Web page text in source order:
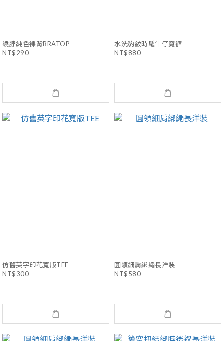
繞脖純色裸背BRATOP
NT$290
水洗豹紋時髦牛仔寬褲
NT$880
仿舊英字印花寬版TEE
NT$300
圓領細肩綁繩長洋裝
NT$580